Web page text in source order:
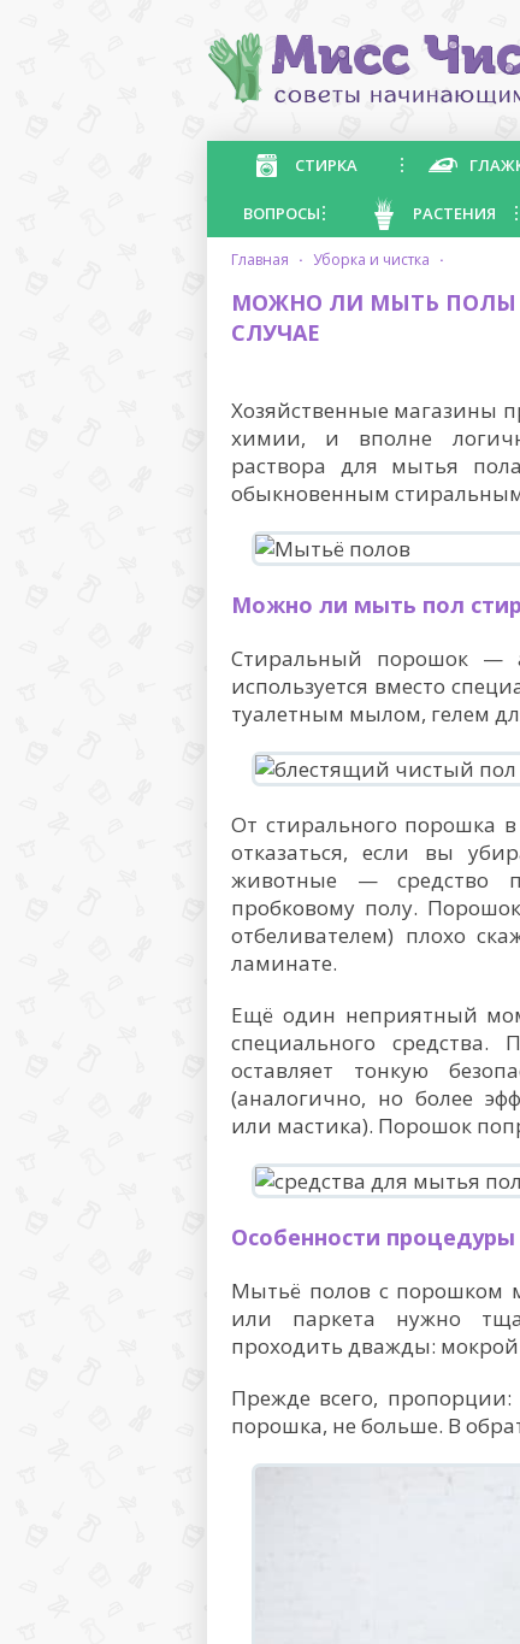
СТИРКА
ВОПРОСЫ РАСТЕНИЯ
главная · уборка и чистка ·
МОЖНО ЛИ МЫТЬ ПОЛЫ
СЛУЧАЕ
Хозяйственные магазины
химии, и вполне
раствора для мытья
обыкновенным
Можно ли мыть пол
Стиральный порошок —
используется вместо
туалетным мылом, гелем
От стирального порошка
отказаться, если вы
животные — средство
пробковому полу.
отбеливателем) плохо
ламинате.
Ещё один неприятный
специального
оставляет тонкую
(аналогично, но более
или мастика). Порошок
Особенности процедуры
Мытьё полов с порошком
или паркета нужно
проходить дважды: мокрой
Прежде всего,
порошка, не больше. В